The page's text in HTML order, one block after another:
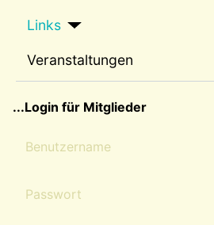
Links
Veranstaltungen
...Login für Mitglieder
Benutzername